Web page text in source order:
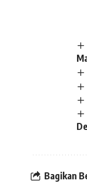
Bagikan